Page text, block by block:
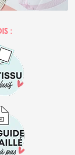
: